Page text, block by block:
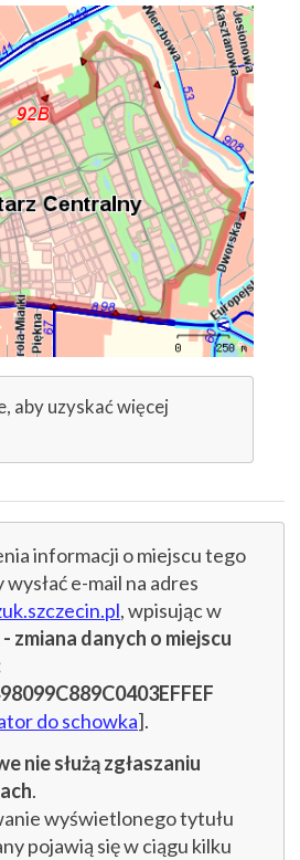
aby uzyskać więcej
informacji o miejscu tego
e-mail na adres
, wpisując w
zmiana danych o miejscu
do schowka].
nie służą zgłaszaniu
.
wyświetlonego tytułu
pojawią się w ciągu kilku